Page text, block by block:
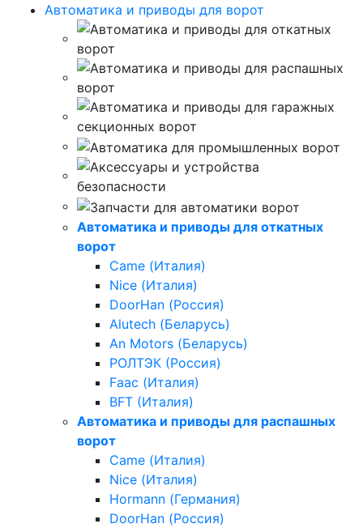
Автоматика и приводы для ворот
Автоматика и приводы для откатных
ворот
Came (Италия)
Nice (Италия)
DoorHan (Россия)
Alutech (Беларусь)
An Motors (Беларусь)
РОЛТЭК (Россия)
Faac (Италия)
BFT (Италия)
Автоматика и приводы для распашных
ворот
Came (Италия)
Nice (Италия)
Hormann (Германия)
DoorHan (Россия)